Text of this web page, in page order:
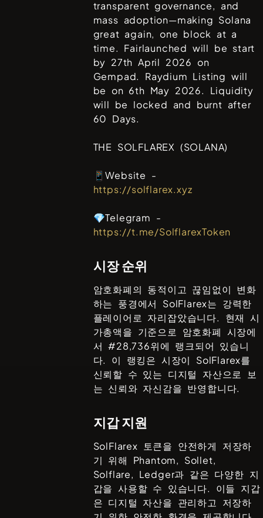
transparent governance, and
mass adoption—making Solana
great again, one block at a
time. Fairlaunched will be start
by 27th April 2026 on
Gempad. Raydium Listing will
be on 6th May 2026. Liquidity
will be locked and burnt after
60 Days.
THE SOLFLAREX (SOLANA)
📱Website -
https://solflarex.xyz
💎Telegram -
https://t.me/SolflarexToken
시장 순위
암호화폐의 동적이고 끊임없이 변화
하는 풍경에서 SolFlarex는 강력한
플레이어로 자리잡았습니다. 현재 시
가총액을 기준으로 암호화폐 시장에
서 #28,736위에 랭크되어 있습니
다. 이 랭킹은 시장이 SolFlarex를
신뢰할 수 있는 디지털 자산으로 보
는 신뢰와 자신감을 반영합니다.
지갑 지원
SolFlarex 토큰을 안전하게 저장하
기 위해 Phantom, Sollet,
Solflare, Ledger과 같은 다양한 지
갑을 사용할 수 있습니다. 이들 지갑
은 디지털 자산을 관리하고 저장하